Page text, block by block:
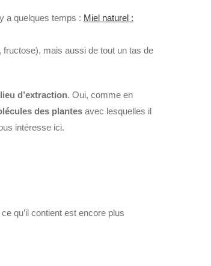
a quelques temps : Miel naturel :
mais aussi de tout un tas de
d’extraction. Oui, comme en
des plantesavec lesquelles il
intéresse ici.
qu’il contient est encore plus